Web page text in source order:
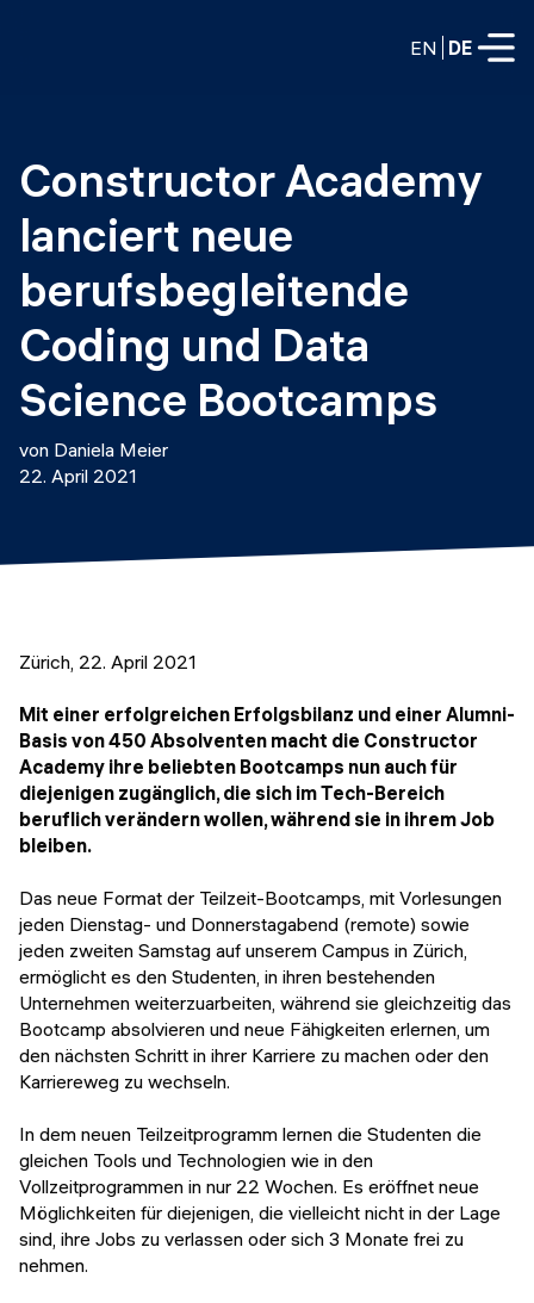
EN DE
Data Science
Web-Entwicklung und KI
TEILZEITROGRAMME
Data Science
DevOps
DevOps zu LLMOps
KURZKURSE
Python Programmierung
KOSTENLOSE RESSOURCEN
Data Science Einführungskurs
Web-Entwicklung Einführungskurs
Python & Ops Einführungskurs
Weiterbildung / Schulung
Consulting
Prototyping
Labs
Wer wir sind
Blog
Partner
Alumni Geschichten
Constructor Academy
lanciert neue
berufsbegleitende
Coding und Data
Science Bootcamps
von Daniela Meier
22. April 2021
Zürich, 22. April 2021
Mit einer erfolgreichen Erfolgsbilanz und einer Alumni-
Basis von 450 Absolventen macht die Constructor
Academy ihre beliebten Bootcamps nun auch für
diejenigen zugänglich, die sich im Tech-Bereich
beruflich verändern wollen, während sie in ihrem Job
bleiben.
Das neue Format der Teilzeit-Bootcamps, mit Vorlesungen
jeden Dienstag- und Donnerstagabend (remote) sowie
jeden zweiten Samstag auf unserem Campus in Zürich,
ermöglicht es den Studenten, in ihren bestehenden
Unternehmen weiterzuarbeiten, während sie gleichzeitig das
Bootcamp absolvieren und neue Fähigkeiten erlernen, um
den nächsten Schritt in ihrer Karriere zu machen oder den
Karriereweg zu wechseln.
In dem neuen Teilzeitprogramm lernen die Studenten die
gleichen Tools und Technologien wie in den
Vollzeitprogrammen in nur 22 Wochen. Es eröffnet neue
Möglichkeiten für diejenigen, die vielleicht nicht in der Lage
sind, ihre Jobs zu verlassen oder sich 3 Monate frei zu
nehmen.